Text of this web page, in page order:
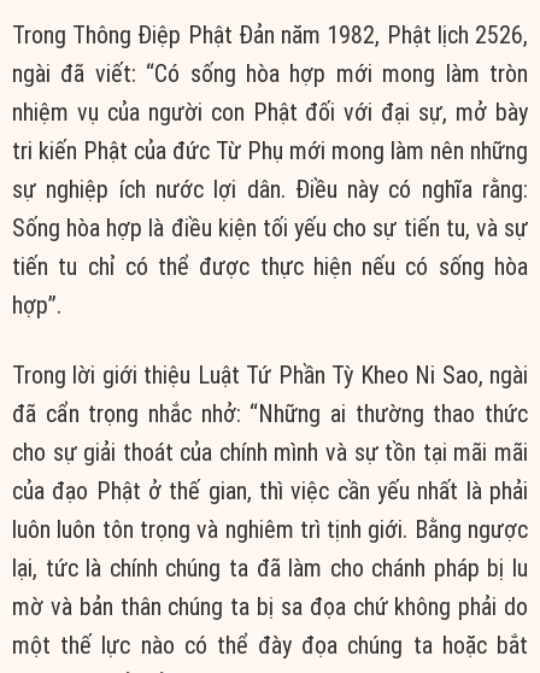
Trong Thông Điệp Phật Đản năm 1982, Phật lịch 2526,
ngài đã viết: “Có sống hòa hợp mới mong làm tròn
nhiệm vụ của người con Phật đối với đại sự, mở bày
tri kiến Phật của đức Từ Phụ mới mong làm nên những
sự nghiệp ích nước lợi dân. Điều này có nghĩa rằng:
Sống hòa hợp là điều kiện tối yếu cho sự tiến tu, và sự
tiến tu chỉ có thể được thực hiện nếu có sống hòa
hợp”.
Trong lời giới thiệu Luật Tứ Phần Tỳ Kheo Ni Sao, ngài
đã cẩn trọng nhắc nhở: “Những ai thường thao thức
cho sự giải thoát của chính mình và sự tồn tại mãi mãi
của đạo Phật ở thế gian, thì việc cần yếu nhất là phải
luôn luôn tôn trọng và nghiêm trì tịnh giới. Bằng ngược
lại, tức là chính chúng ta đã làm cho chánh pháp bị lu
mờ và bản thân chúng ta bị sa đọa chứ không phải do
một thế lực nào có thể đày đọa chúng ta hoặc bắt